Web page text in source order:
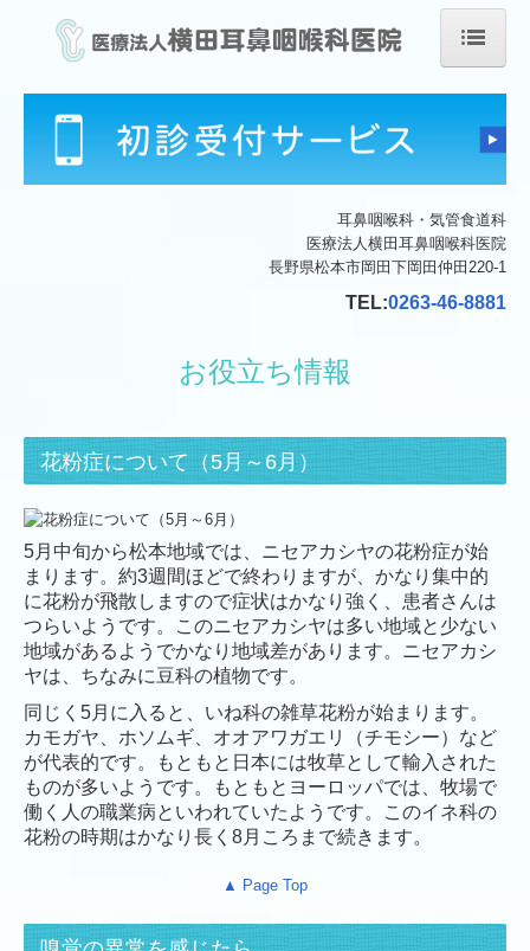
ホーム
予防接種
よくあるご質問
お役立ち情報
耳鼻咽喉科・気管食道科
医療法人横田耳鼻咽喉科医院
長野県松本市岡田下岡田仲田220-1
TEL:0263-46-8881
お役立ち情報
花粉症について（5月～6月）
5月中旬から松本地域では、ニセアカシヤの花粉症が始
まります。約3週間ほどで終わりますが、かなり集中的
に花粉が飛散しますので症状はかなり強く、患者さんは
つらいようです。このニセアカシヤは多い地域と少ない
地域があるようでかなり地域差があります。ニセアカシ
ヤは、ちなみに豆科の植物です。
同じく5月に入ると、いね科の雑草花粉が始まります。
カモガヤ、ホソムギ、オオアワガエリ（チモシー）など
が代表的です。もともと日本には牧草として輸入された
ものが多いようです。もともとヨーロッパでは、牧場で
働く人の職業病といわれていたようです。このイネ科の
花粉の時期はかなり長く8月ころまで続きます。
▲ Page Top